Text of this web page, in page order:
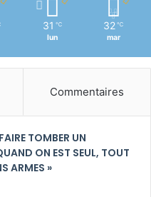
31 ℃
lun
32 ℃
mar
Commentaires
TOMBER UN
ON EST SEUL, TOUT
ARMES »